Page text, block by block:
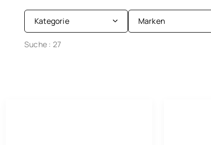
Kategorie Marken
Suche : 27